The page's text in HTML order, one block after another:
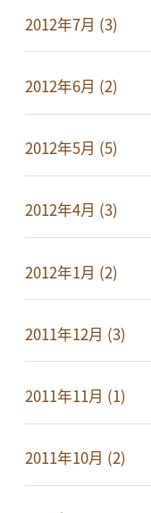
2012年7月 (3)
2012年6月 (2)
2012年5月 (5)
2012年4月 (3)
2012年1月 (2)
2011年12月 (3)
2011年11月 (1)
2011年10月 (2)